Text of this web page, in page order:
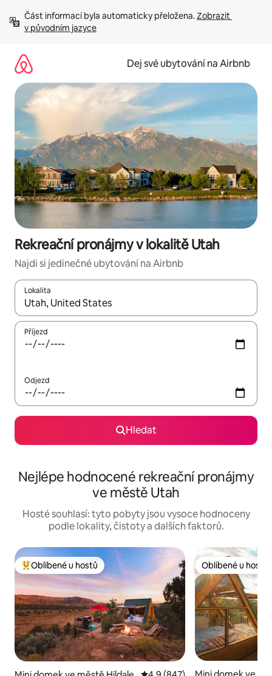
obsah
Část informací byla automaticky přeložena. Zobrazit
v původním jazyce
Dej své ubytování na Airbnb
Rekreační pronájmy v lokalitě Utah
Najdi si jedinečné ubytování na Airbnb
Lokalita
Až budou výsledky k dispozici, můžeš si je procházet pomocí
Příjezd
Odjezd
Hledat
Nejlépe hodnocené rekreační pronájmy
ve městě Utah
Hosté souhlasí: tyto pobyty jsou vysoce hodnoceny
podle lokality, čistoty a dalších faktorů.
Nejlepší v kategorii Oblíbené u hostů
Oblíbené u hostů Oblíbené u hostů
Oblíbené u hostů